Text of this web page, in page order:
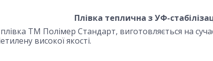
Плівка теплична з УФ-
ТМ Полімер Стандарт, виготовляється на
високої якості.